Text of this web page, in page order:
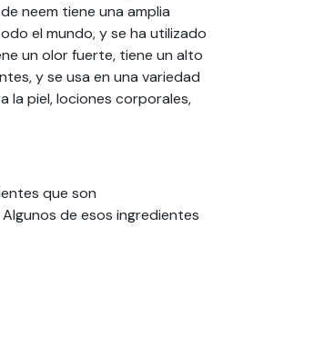
neem tiene una amplia
el mundo, y se ha utilizado
un olor fuerte, tiene un alto
y se usa en una variedad
la piel, lociones corporales,
que son
de esos ingredientes